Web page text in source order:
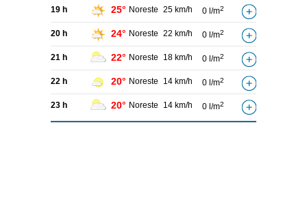
19 h 25° Noreste 25 km/h 0 l/m2
20 h 24° Noreste 22 km/h 0 l/m2
21 h 22° Noreste 18 km/h 0 l/m2
22 h 20° Noreste 14 km/h 0 l/m2
23 h 20° Noreste 14 km/h 0 l/m2